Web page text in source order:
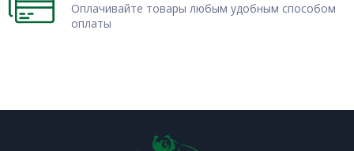
Оплачивайте товары любым удобным способом
оплаты